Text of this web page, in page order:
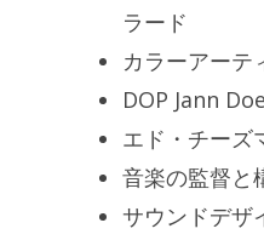
ラード
カラーアー
DOP Jann
エド・チーズ
音楽の監督と
サウンドデザ